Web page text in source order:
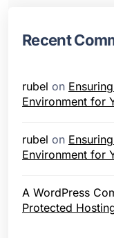
Recent
rubel on
Environment for
rubel on
Environment for
A WordPress
Protected